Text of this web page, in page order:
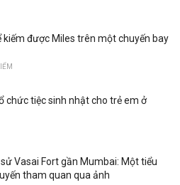
kiếm được Miles trên một chuyến bay
chức tiệc sinh nhật cho trẻ em ở
sử Vasai Fort gần Mumbai: Một tiểu
tham quan qua ảnh